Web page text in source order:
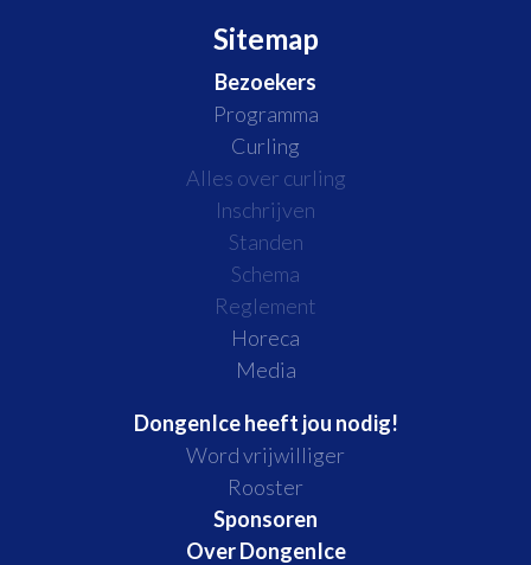
Sitemap
Bezoekers
Programma
Curling
Alles over curling
Inschrijven
Standen
Schema
Reglement
Horeca
Media
DongenIce heeft jou nodig!
Word vrijwilliger
Rooster
Sponsoren
Over DongenIce